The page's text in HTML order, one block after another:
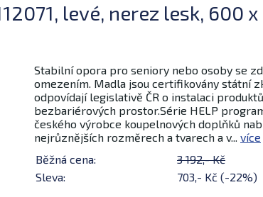
levé, nerez lesk, 600
Stabilní opora pro seniory nebo osoby se
omezením. Madla jsou certifikovány státní
odpovídají legislativě ČR o instalaci
bezbariérových prostor.Série HELP
českého výrobce koupelnových doplňků
nejrůznějších rozměrech a tvarech a v... více
Běžná cena:
3 192,- Kč
Sleva:
703,- Kč (-22%)